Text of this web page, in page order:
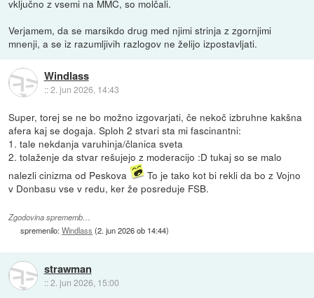
vključno z vsemi na MMC, so molčali.
Verjamem, da se marsikdo drug med njimi strinja z zgornjimi
mnenji, a se iz razumljivih razlogov ne želijo izpostavljati.
Windlass
::2. jun 2026, 14:43
Super, torej se ne bo možno izgovarjati, če nekoč izbruhne kakšna
afera kaj se dogaja. Sploh 2 stvari sta mi fascinantni:
1. tale nekdanja varuhinja/članica sveta
2. tolaženje da stvar rešujejo z moderacijo :D tukaj so se malo
nalezli cinizma od Peskova
To je tako kot bi rekli da bo z Vojno
v Donbasu vse v redu, ker že posreduje FSB.
Zgodovina sprememb…
spremenilo:Windlass (2. jun 2026 ob 14:44)
strawman
::2. jun 2026, 15:00